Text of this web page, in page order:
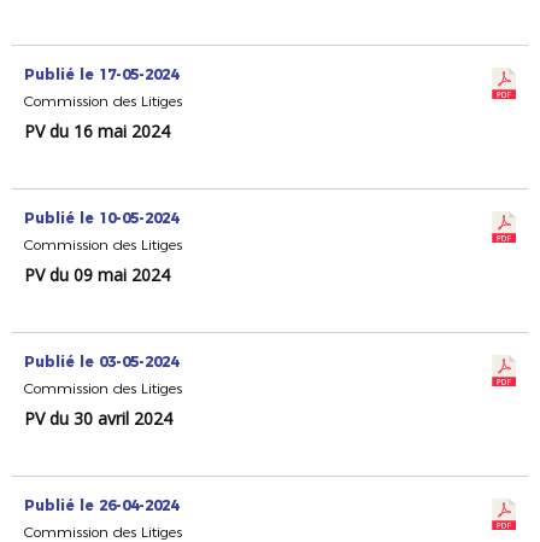
Publié le 17-05-2024
Commission des Litiges
PV du 16 mai 2024
Publié le 10-05-2024
Commission des Litiges
PV du 09 mai 2024
Publié le 03-05-2024
Commission des Litiges
PV du 30 avril 2024
Publié le 26-04-2024
Commission des Litiges